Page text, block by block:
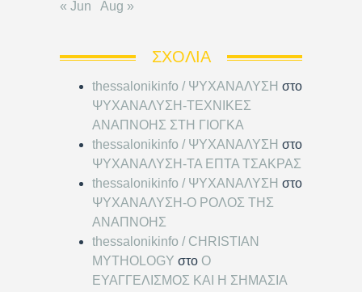
« Jun Aug »
ΣΧΌΛΙΑ
thessalonikinfo / ΨΥΧΑΝΑΛΥΣΗ στο
ΨΥΧΑΝΑΛΥΣΗ-ΤΕΧΝΙΚΕΣ
ΑΝΑΠΝΟΗΣ ΣΤΗ ΓΙΟΓΚΑ
thessalonikinfo / ΨΥΧΑΝΑΛΥΣΗ στο
ΨΥΧΑΝΑΛΥΣΗ-ΤΑ ΕΠΤΑ ΤΣΑΚΡΑΣ
thessalonikinfo / ΨΥΧΑΝΑΛΥΣΗ στο
ΨΥΧΑΝΑΛΥΣΗ-Ο ΡΟΛΟΣ ΤΗΣ
ΑΝΑΠΝΟΗΣ
thessalonikinfo / CHRISTIAN
MYTHOLOGY στο Ο
ΕΥΑΓΓΕΛΙΣΜΟΣ ΚΑΙ Η ΣΗΜΑΣΙΑ